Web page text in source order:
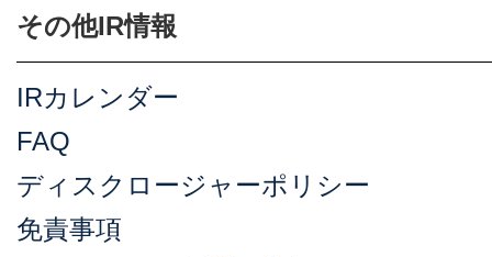
その他IR情報
IRカレンダー
FAQ
ディスクロージャーポリシー
免責事項